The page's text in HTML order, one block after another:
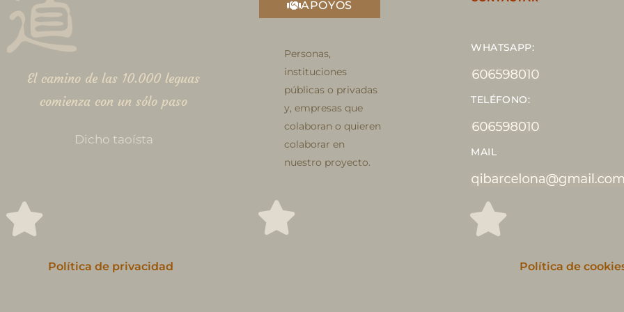
El camino de las 10.000 leguas
comienza con un sólo paso
Dicho taoísta
Política de privacidad
APOYOS
Personas,
instituciones
públicas o privadas
y, empresas que
colaboran o quieren
colaborar en
nuestro proyecto.
WHATSAPP:
TELÉFONO:
MAIL
Política de